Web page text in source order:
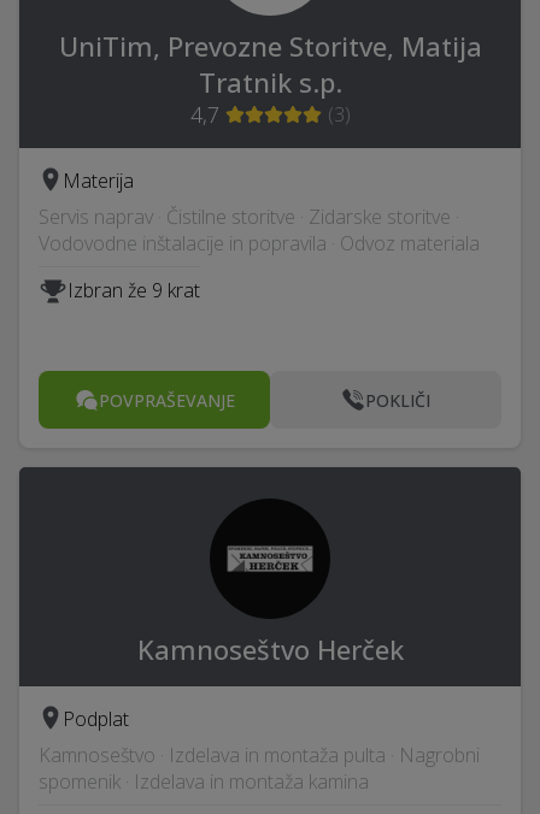
UniTim, Prevozne Storitve, Matija
Tratnik s.p.
4,7 (3)
Materija
Servis naprav · Čistilne storitve · Zidarske storitve ·
Vodovodne inštalacije in popravila · Odvoz materiala
Izbran že 9 krat
POVPRAŠEVANJE POKLIČI
Kamnoseštvo Herček
Podplat
Kamnoseštvo · Izdelava in montaža pulta · Nagrobni
spomenik · Izdelava in montaža kamina